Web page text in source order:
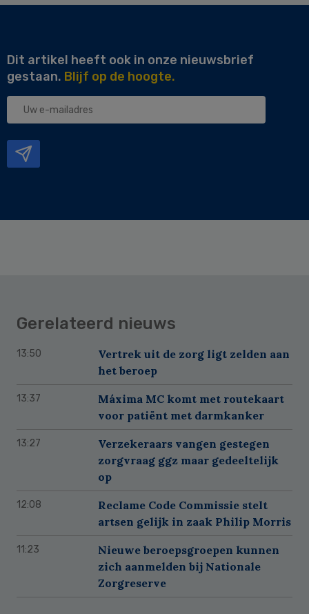
Dit artikel heeft ook in onze nieuwsbrief
gestaan. Blijf op de hoogte.
Uw
Gerelateerd nieuws
13:50
Vertrek uit de zorg ligt zelden aan
het beroep
13:37
Máxima MC komt met routekaart
voor patiënt met darmkanker
13:27
Verzekeraars vangen gestegen
zorgvraag ggz maar gedeeltelijk
op
12:08
Reclame Code Commissie stelt
artsen gelijk in zaak Philip Morris
11:23
Nieuwe beroepsgroepen kunnen
zich aanmelden bij Nationale
Zorgreserve